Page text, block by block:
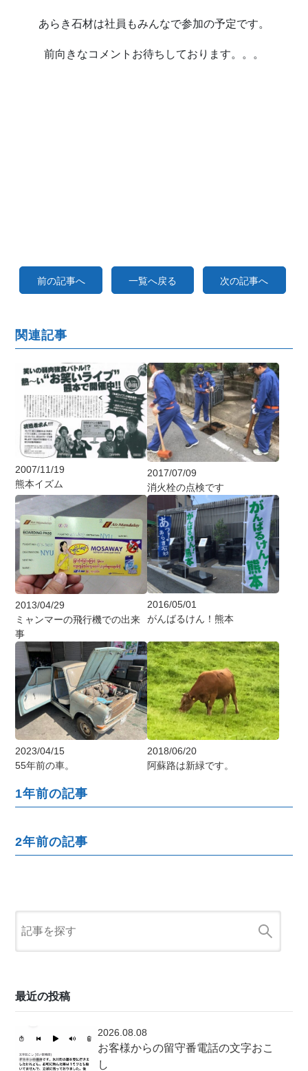
あらき石材は社員もみんなで参加の予定です。
前向きなコメントお待ちしております。。。
前の記事へ 一覧へ戻る 次の記事へ
関連記事
2007/11/19
熊本イズム
2017/07/09
消火栓の点検です
2013/04/29
ミャンマーの飛行機での出来
事
2016/05/01
がんばるけん！熊本
2023/04/15
55年前の車。
2018/06/20
阿蘇路は新緑です。
1年前の記事
2年前の記事
最近の投稿
2026.08.08
お客様からの留守番電話の文字おこ
し